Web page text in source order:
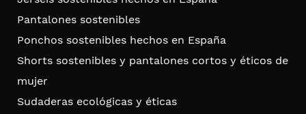
Pantalones sostenibles
Ponchos sostenibles hechos en España
Shorts sostenibles y pantalones cortos y éticos de
mujer
Sudaderas ecológicas y éticas